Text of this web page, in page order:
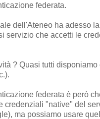
federata.
dell'Ateneo ha adesso
servizio che accetti le
? Quasi tutti disponiamo
federata è però
credenziali "native" del
ma possiamo usare